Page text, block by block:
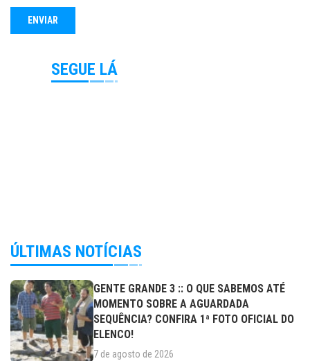
SEGUE LÁ
ÚLTIMAS NOTÍCIAS
GENTE GRANDE 3 :: O QUE SABEMOS ATÉ
MOMENTO SOBRE A AGUARDADA
SEQUÊNCIA? CONFIRA 1ª FOTO OFICIAL DO
ELENCO!
7 de agosto de 2026